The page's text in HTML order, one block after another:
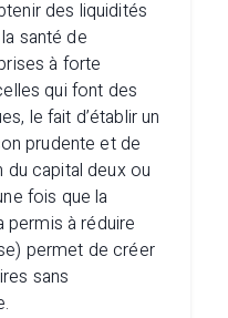
des liquidités
santé de
à forte
qui font des
le fait d’établir un
prudente et de
du capital deux ou
fois que la
permis à réduire
permet de créer
sans